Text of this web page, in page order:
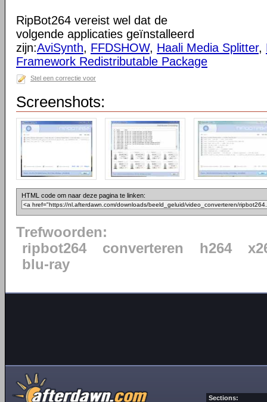
RipBot264 vereist wel dat de
volgende applicaties geïnstalleerd
zijn:AviSynth, FFDSHOW, Haali Media Splitter,
Framework Redistributable Package
Stel een correctie voor
Screenshots:
HTML code om naar deze pagina te linken:
Trefwoorden:
ripbot264
converteren h264
blu-ray
Sections: